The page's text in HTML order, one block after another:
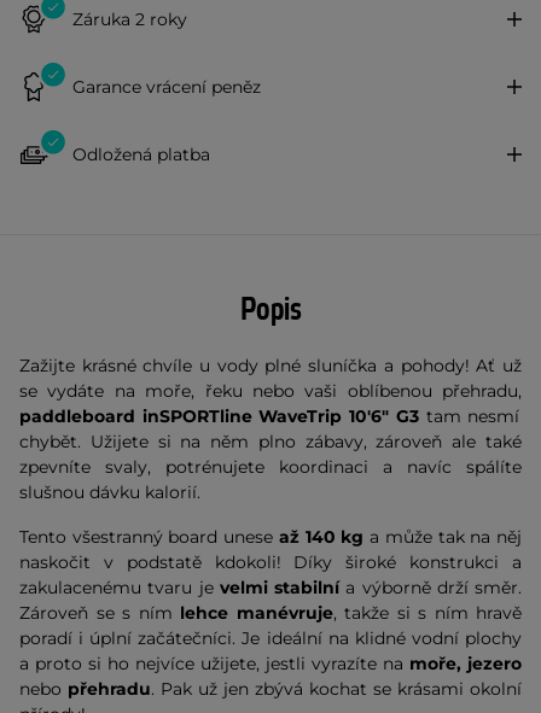
Záruka 2 roky
Garance vrácení peněz
Odložená platba
Popis
Zažijte krásné chvíle u vody plné sluníčka a pohody! Ať už
se vydáte na moře, řeku nebo vaši oblíbenou přehradu,
paddleboard inSPORTline WaveTrip10'6" G3tam nesmí
chybět. Užijete si na něm plno zábavy, zároveň ale také
zpevníte svaly, potrénujete koordinaci a navíc spálíte
slušnou dávku kalorií.
Tento všestranný board unese až 140 kg a může tak na něj
naskočit v podstatě kdokoli! Díky široké konstrukci a
zakulacenému tvaru je velmi stabilnía výborně drží směr.
Zároveň se s ním lehce manévruje, takže si s ním hravě
poradí i úplní začátečníci. Je ideální na klidné vodní plochy
a proto si ho nejvíce užijete, jestli vyrazíte na moře, jezero
nebo přehradu. Pak už jen zbývá kochat se krásami okolní